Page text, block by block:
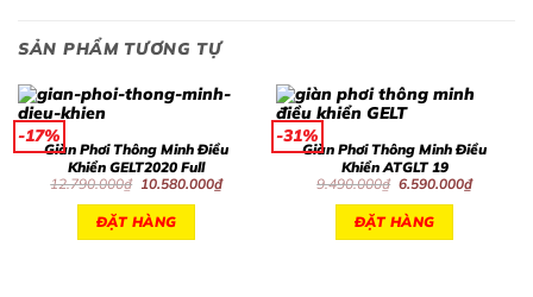
SẢN PHẨM TƯƠNG TỰ
-17%
Giàn Phơi Thông Minh Điều
Khiển GELT2020 Full
12.790.000₫ Giá
là:
12.790.000₫.
10.580.000₫Giá
hiện
ĐẶT HÀNG
-31%
Giàn Phơi Thông Minh Điều
Khiển ATGLT 19
9.490.000₫ Giá
là:
9.490.000₫.
6.590.000₫Giá
hiện
ĐẶT HÀNG